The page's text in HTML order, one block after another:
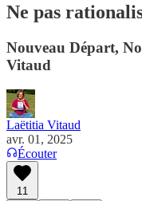
Ne pas
Nouveau Départ,
Vitaud
Laëtitia Vitaud
avr. 01, 2025
Écouter
11